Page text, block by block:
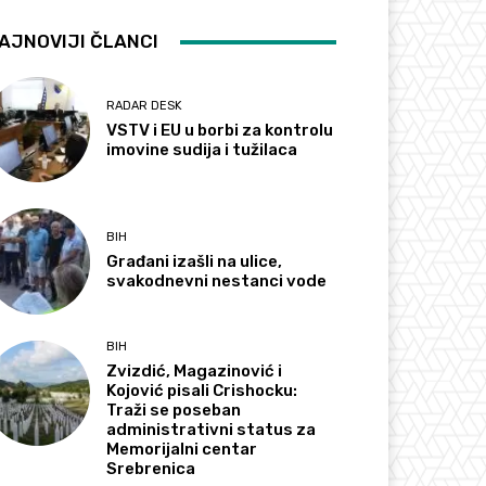
ČLANCI
RADAR DESK
VSTV i EU u borbi za kontrolu
imovine sudija i tužilaca
BIH
Građani izašli na ulice,
svakodnevni nestanci vode
BIH
Zvizdić, Magazinović i
Kojović pisali Crishocku:
Traži se poseban
administrativni status za
Memorijalni centar
Srebrenica